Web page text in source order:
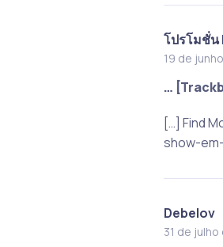
โปรโมชั่น
19 de
…
[…] Find
show-
Debelov
31 de